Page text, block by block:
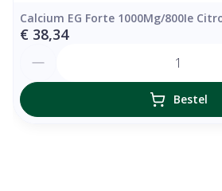
Calcium EG Forte 1000Mg/800Ie
€ 38,34
Bestel